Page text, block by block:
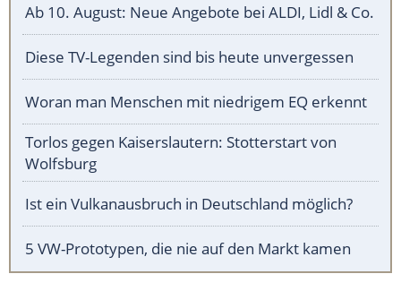
Ab 10. August: Neue Angebote bei ALDI, Lidl & Co.
Diese TV-Legenden sind bis heute unvergessen
Woran man Menschen mit niedrigem EQ erkennt
Torlos gegen Kaiserslautern: Stotterstart von
Wolfsburg
Ist ein Vulkanausbruch in Deutschland möglich?
5 VW-Prototypen, die nie auf den Markt kamen